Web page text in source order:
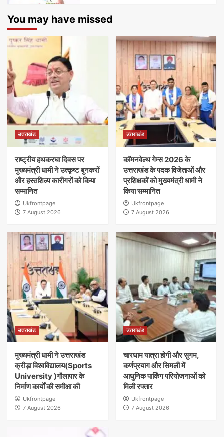
You may have missed
उत्तराखंड
राष्ट्रीय हथकरघा दिवस पर
मुख्यमंत्री धामी ने उत्कृष्ट बुनकरों
और हस्तशिल्प कारीगरों को किया
सम्मानित
Ukfrontpage
7 August 2026
उत्तराखंड
कॉमनवेल्थ गेम्स 2026 के
उत्तराखंड के पदक विजेताओं और
प्रशिक्षकों को मुख्यमंत्री धामी ने
किया सम्मानित
Ukfrontpage
7 August 2026
उत्तराखंड
मुख्यमंत्री धामी ने उत्तराखंड
क्रीड़ा विश्वविद्यालय(Sports
University )गौलापार के
निर्माण कार्यों की समीक्षा की
Ukfrontpage
7 August 2026
उत्तराखंड
चारधाम यात्रा होगी और सुगम,
कर्णप्रयाग और सिमली में
आधुनिक पार्किंग परियोजनाओं को
मिली रफ्तार
Ukfrontpage
7 August 2026